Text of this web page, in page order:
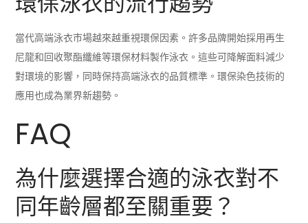
當代高端泳衣市場越來越重視環保因素。許多品牌開始採用再生
尼龍和回收聚酯纖維等環保材料製作泳衣。這些可降解面料減少
對環境的影響，同時保持高端泳衣的品質標準。環保染色技術的
應用也成為業界新趨勢。
FAQ
為什麼選擇合適的泳衣對不
同年齡層都至關重要？